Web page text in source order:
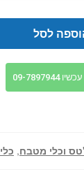
לסל
7897944
וכלי מטבח,